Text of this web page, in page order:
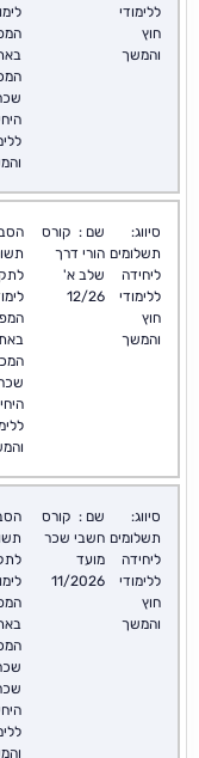
ללימודי
חוץ
והמשך
סיווג:
תשלומים
ליחידה
ללימודי
חוץ
והמשך
שם : קורס
הורי דרך
שלב א'
12/26
סיווג:
תשלומים
ליחידה
ללימודי
חוץ
והמשך
שם : קורס
חשבי שכר
מועד
11/2026